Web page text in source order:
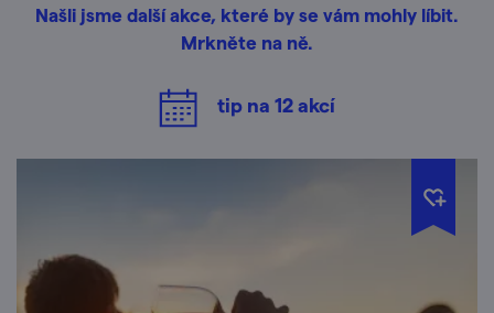
Našli jsme další akce, které by se vám mohly líbit.
Mrkněte na ně.
tip na 12akcí